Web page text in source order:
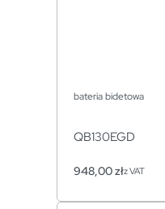
bateria bidetowa
QB130EGD
948,00złz VAT